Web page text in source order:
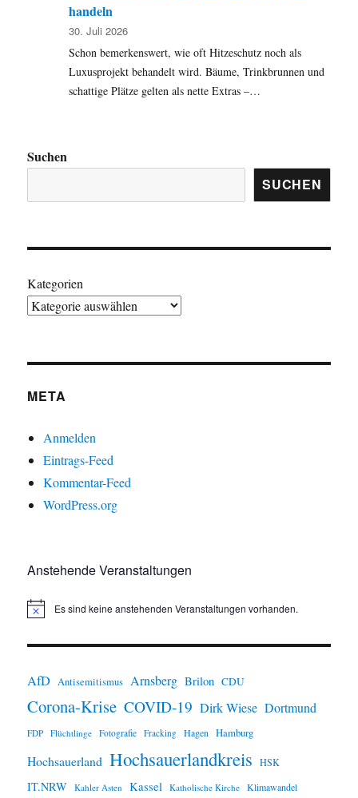
handeln
30. Juli 2026
Schon bemerkenswert, wie oft Hitzeschutz noch als
Luxusprojekt behandelt wird. Bäume, Trinkbrunnen und
schattige Plätze gelten als nette Extras –…
Suchen
SUCHEN
Kategorien
META
Anmelden
Eintrags-Feed
Kommentar-Feed
WordPress.org
Anstehende Veranstaltungen
H
w
s
Es sind keine anstehenden Veranstaltungen vorhanden.
AfD Antisemitismus Arnsberg Brilon CDU
Corona-Krise COVID-19 Dirk Wiese Dortmund
FDP Flüchtlinge Fotografie Fracking Hagen Hamburg
Hochsauerland Hochsauerlandkreis HSK
IT.NRW Kahler Asten Kassel Katholische Kirche Klimawandel